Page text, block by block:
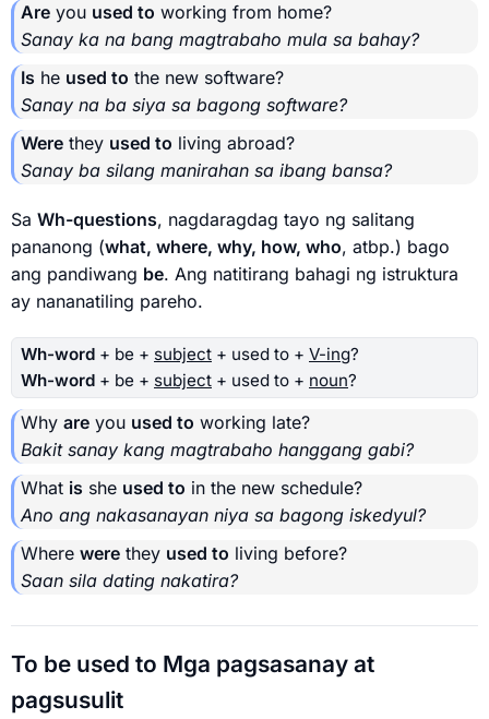
Are you used to working from home?
Sanay ka na bang magtrabaho mula sa bahay?
Is he used to the new software?
Sanay na ba siya sa bagong software?
Were they used to living abroad?
Sanay ba silang manirahan sa ibang bansa?
Sa Wh-questions, nagdaragdag tayo ng salitang
pananong (what, where, why, how, who, atbp.) bago
ang pandiwang be. Ang natitirang bahagi ng istruktura
ay nananatiling pareho.
Wh-word + be + subject + used to + V-ing?
Wh-word + be + subject + used to + noun?
Why are you used to working late?
Bakit sanay kang magtrabaho hanggang gabi?
What is she used to in the new schedule?
Ano ang nakasanayan niya sa bagong iskedyul?
Where were they used to living before?
Saan sila dating nakatira?
To be used to Mga pagsasanay at
pagsusulit